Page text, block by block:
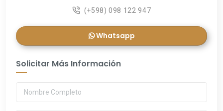
(+598) 098 122 947
Whatsapp
Solicitar Más Información